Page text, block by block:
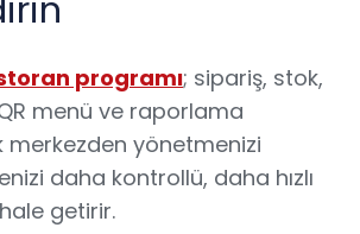
programı; sipariş, stok,
menü ve raporlama
merkezden yönetmenizi
daha kontrollü, daha hızlı
getirir.